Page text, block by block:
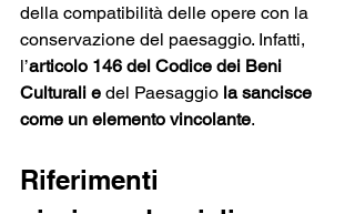
della compatibilità delle opere con la
conservazione del paesaggio. Infatti,
l’articolo 146 del Codice dei Beni
Culturali e del Paesaggio la sancisce
come un elemento vincolante.
Riferimenti